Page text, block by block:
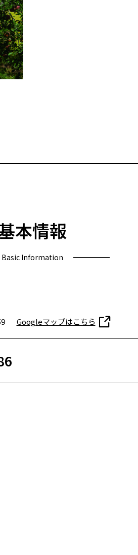
本情報
Basic Information
Googleマップはこちら